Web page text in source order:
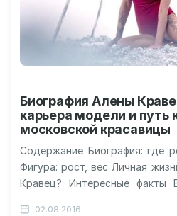
Биография Алены
карьера модели и путь
московской красавицы
Содержание Биография: где
Фигура: рост, вес Личная
Кравец? Интересные факты
02.08.2016